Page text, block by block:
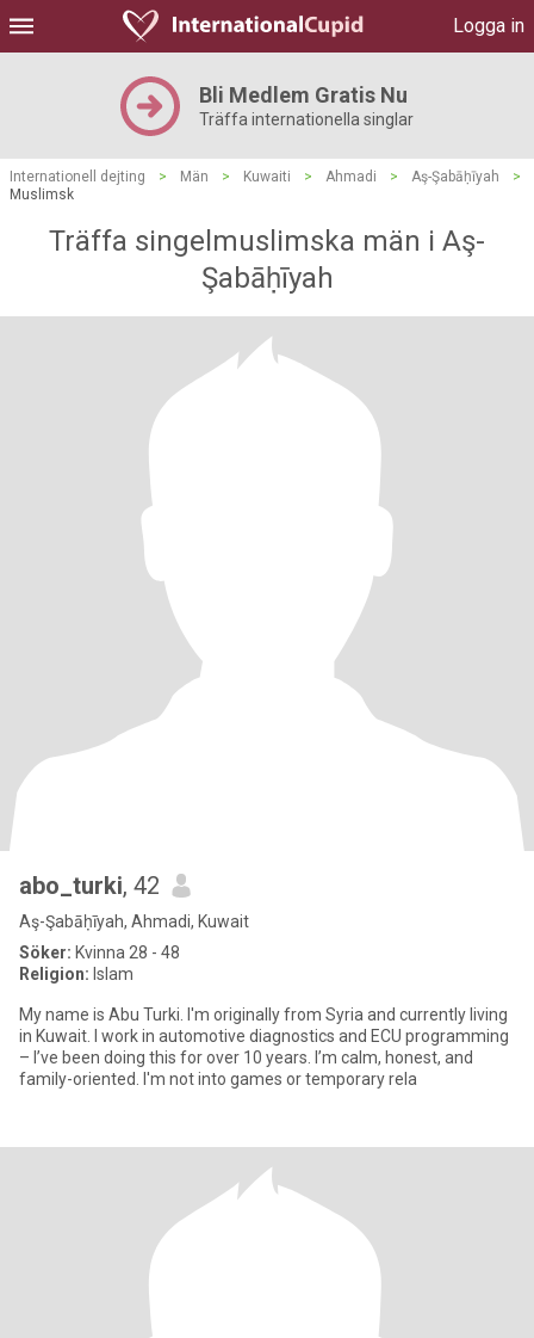
Logga in
Bli Medlem Gratis Nu
Träffa internationella singlar
Internationell dejting > Män > Kuwaiti > Ahmadi > Aş-Şabāḥīyah
>
Muslimsk
Träffa singelmuslimska män i Aş-
Şabāḥīyah
abo_turki, 42
Aş-Şabāḥīyah, Ahmadi, Kuwait
Söker: Kvinna 28 - 48
Religion: Islam
My name is Abu Turki. I'm originally from Syria and currently living
in Kuwait. I work in automotive diagnostics and ECU programming
– I’ve been doing this for over 10 years. I’m calm, honest, and
family-oriented. I'm not into games or temporary rela